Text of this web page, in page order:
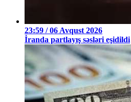
23:59 / 06 Avqust 2026
İranda partlayış səsləri eşidildi